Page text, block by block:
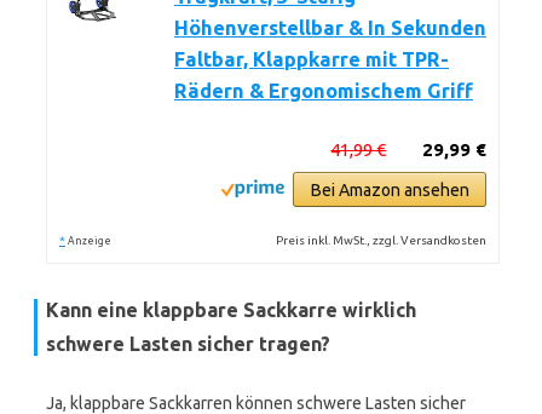
Höhenverstellbar & In Sekunden
Faltbar, Klappkarre mit TPR-
Rädern & Ergonomischem Griff
29,99 €
41,99 €
Bei Amazon ansehen
* Anzeige Preis inkl. MwSt., zzgl. Versandkosten
Kann eine klappbare Sackkarre wirklich
schwere Lasten sicher tragen?
Ja, klappbare Sackkarren können schwere Lasten sicher